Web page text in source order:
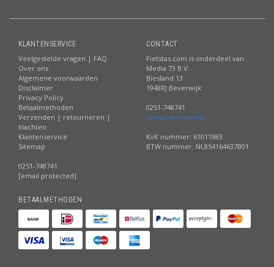
KLANTENSERVICE
Veelgestelde vragen | FAQ
Over ons
Algemene voorwaarden
Disclaimer
Privacy Policy
Betaalmethoden
Verzenden | retourneren |
klachten
Klantenservice
Sitemap
0251-748741
[email protected]
CONTACT
Fietstas.com is onderdeel van
Media 73 B.V.
Biesland 13
1948RJ Beverwijk
0251-748741
[email protected]
KvK nummer: 61011983
BTW nummer: NL854164637B01
BETAALMETHODEN